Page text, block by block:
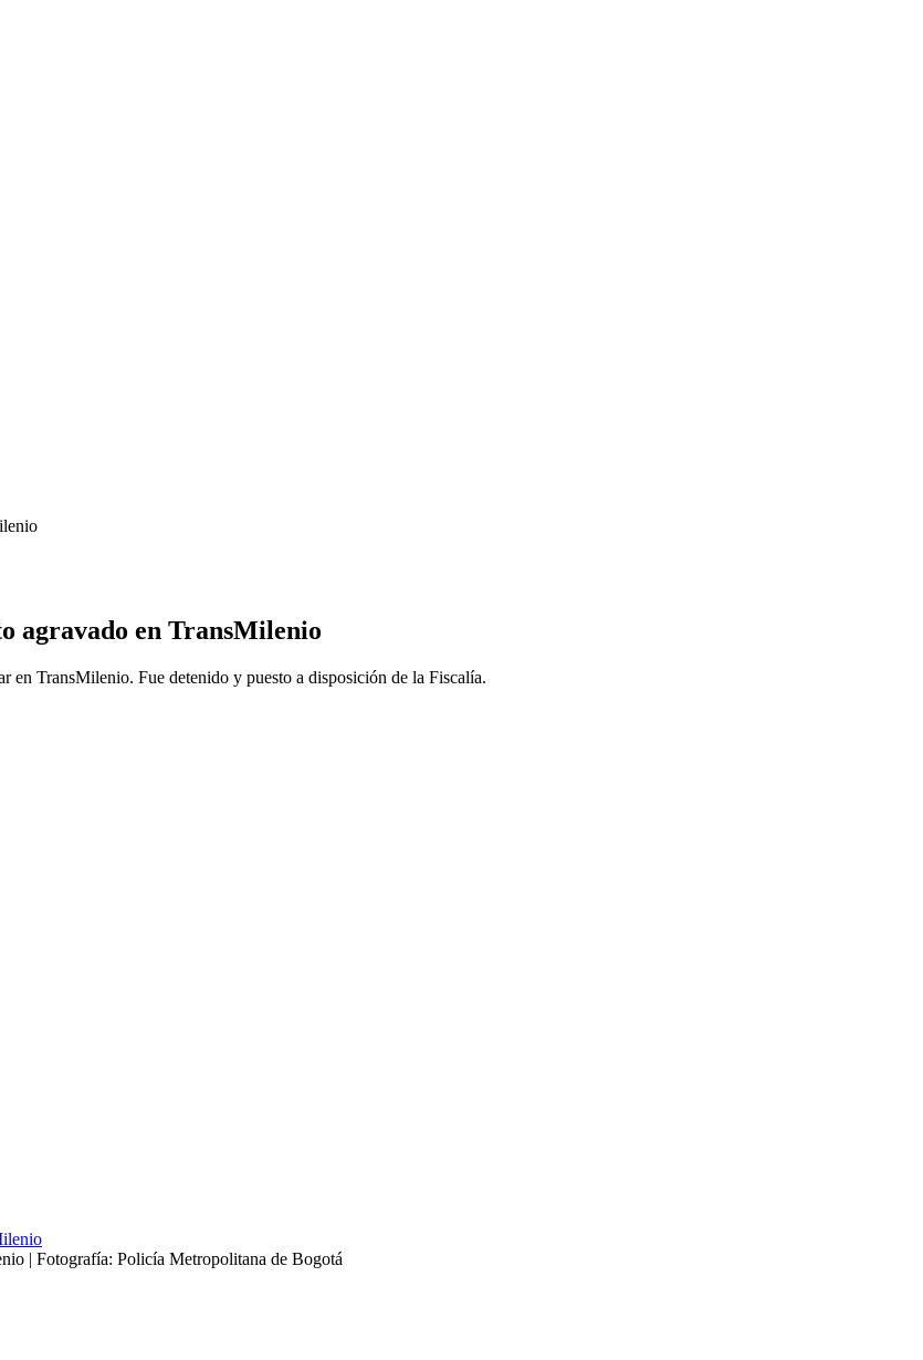
agravado en TransMilenio
en TransMilenio. Fue detenido y puesto a disposición de la Fiscalía.
| Fotografía: Policía Metropolitana de Bogotá